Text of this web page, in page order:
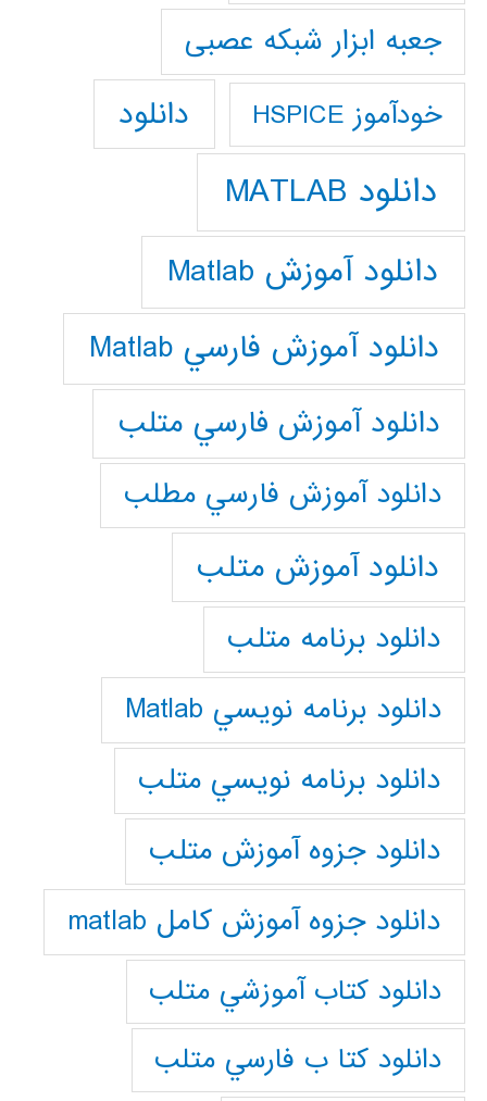
جعبه ابزار شبکه عصبی
خودآموز HSPICE دانلود
دانلود MATLAB
دانلود آموزش Matlab
دانلود آموزش فارسي Matlab
دانلود آموزش فارسي متلب
دانلود آموزش فارسي مطلب
دانلود آموزش متلب
دانلود برنامه متلب
دانلود برنامه نويسي Matlab
دانلود برنامه نويسي متلب
دانلود جزوه آموزش متلب
دانلود جزوه آموزش کامل matlab
دانلود كتاب آموزشي متلب
دانلود كتا ب فارسي متلب